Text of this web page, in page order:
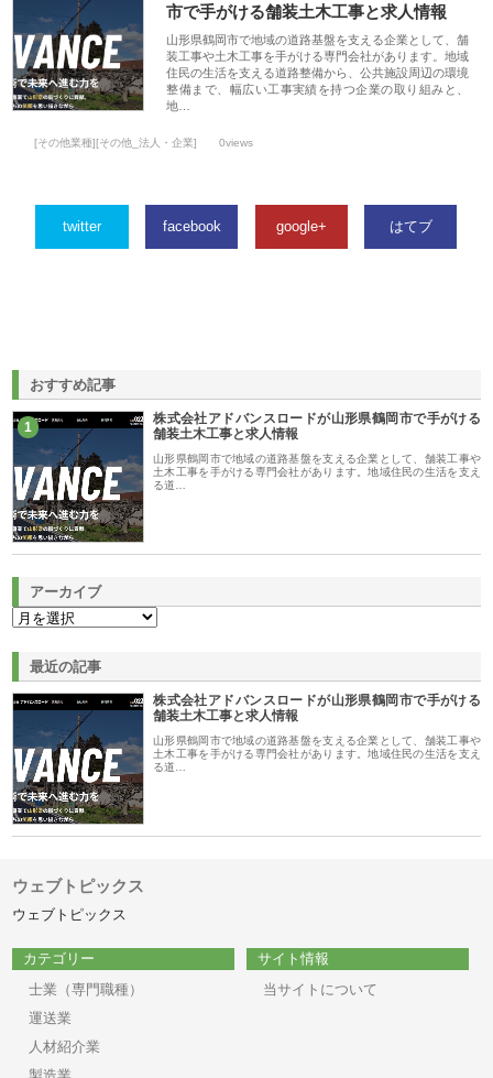
市で手がける舗装土木工事と求人情報
山形県鶴岡市で地域の道路基盤を支える企業として、舗
装工事や土木工事を手がける専門会社があります。地域
住民の生活を支える道路整備から、公共施設周辺の環境
整備まで、幅広い工事実績を持つ企業の取り組みと、
地…
[その他業種][その他_法人・企業] 0views
twitter facebook google+ はてブ
おすすめ記事
1
株式会社アドバンスロードが山形県鶴岡市で手がける
舗装土木工事と求人情報
山形県鶴岡市で地域の道路基盤を支える企業として、舗装工事や
土木工事を手がける専門会社があります。地域住民の生活を支え
る道…
アーカイブ
最近の記事
株式会社アドバンスロードが山形県鶴岡市で手がける
舗装土木工事と求人情報
山形県鶴岡市で地域の道路基盤を支える企業として、舗装工事や
土木工事を手がける専門会社があります。地域住民の生活を支え
る道…
ウェブトピックス
ウェブトピックス
カテゴリー
士業（専門職種）
運送業
人材紹介業
サイト情報
当サイトについて